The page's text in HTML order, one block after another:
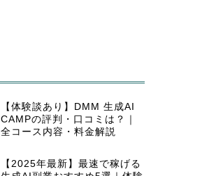
【体験談あり】DMM 生成AI
CAMPの評判・口コミは？｜
全コース内容・料金解説
【2025年最新】最速で稼げる